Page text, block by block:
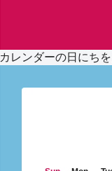
カレンダーの日にち